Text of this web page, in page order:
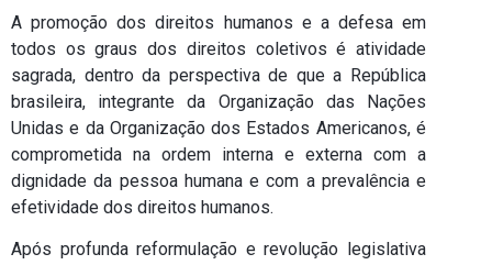
A promoção dos direitos humanos e a defesa em
todos os graus dos direitos coletivos é atividade
sagrada, dentro da perspectiva de que a República
brasileira, integrante da Organização das Nações
Unidas e da Organização dos Estados Americanos, é
comprometida na ordem interna e externa com a
dignidade da pessoa humana e com a prevalência e
efetividade dos direitos humanos.
Após profunda reformulação e revolução legislativa